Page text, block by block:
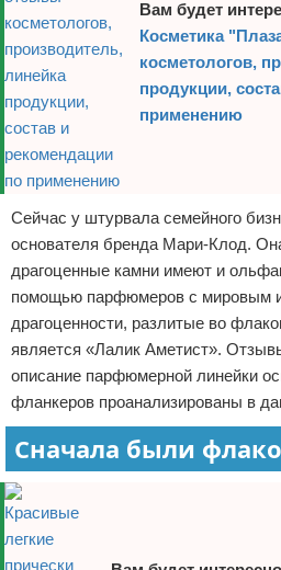
Вам будет
Косметика
косметологов,
продукции,
применению
Сейчас у штурвала семейного
основателя бренда Мари-Клод.
драгоценные камни имеют и
помощью парфюмеров с мировым
драгоценности, разлитые во
является «Лалик Аметист».
описание парфюмерной линейки
фланкеров проанализированы в
Сначала были